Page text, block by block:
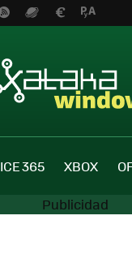
365 XBOX